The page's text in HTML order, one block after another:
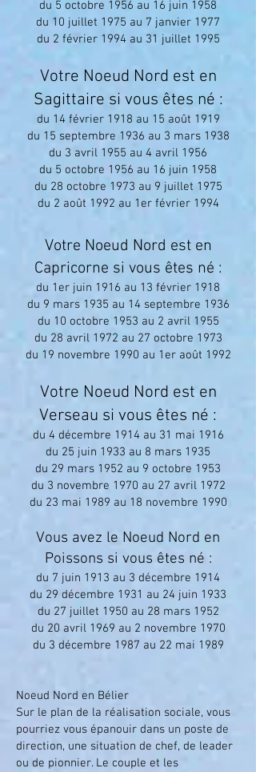
du 5 octobre 1956 au 16 juin 1958
du 10 juillet 1975 au 7 janvier 1977
du 2 février 1994 au 31 juillet 1995
Votre Noeud Nord est en
Sagittaire si vous êtes né :
du 14 février 1918 au 15 août 1919
du 15 septembre 1936 au 3 mars 1938
du 3 avril 1955 au 4 avril 1956
du 5 octobre 1956 au 16 juin 1958
du 28 octobre 1973 au 9 juillet 1975
du 2 août 1992 au 1er février 1994
Votre Noeud Nord est en
Capricorne si vous êtes né :
du 1er juin 1916 au 13 février 1918
du 9 mars 1935 au 14 septembre 1936
du 10 octobre 1953 au 2 avril 1955
du 28 avril 1972 au 27 octobre 1973
du 19 novembre 1990 au 1er août 1992
Votre Noeud Nord est en
Verseau si vous êtes né :
du 4 décembre 1914 au 31 mai 1916
du 25 juin 1933 au 8 mars 1935
du 29 mars 1952 au 9 octobre 1953
du 3 novembre 1970 au 27 avril 1972
du 23 mai 1989 au 18 novembre 1990
Vous avez le Noeud Nord en
Poissons si vous êtes né :
du 7 juin 1913 au 3 décembre 1914
du 29 décembre 1931 au 24 juin 1933
du 27 juillet 1950 au 28 mars 1952
du 20 avril 1969 au 2 novembre 1970
du 3 décembre 1987 au 22 mai 1989
Noeud Nord en Bélier
Sur le plan de la réalisation sociale, vous
pourriez vous épanouir dans un poste de
direction, une situation de chef, de leader
ou de pionnier. Le couple et les